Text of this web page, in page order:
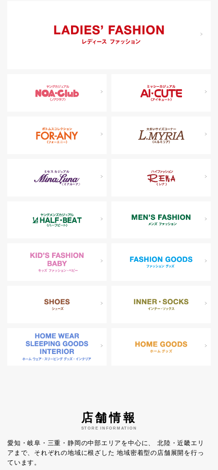
店舗情報
STORE INFORMATION
愛知・岐阜・三重・静岡の中部エリアを中心に、
北陸・近畿エリ
アまで、それぞれの地域に根ざした 地域密着型の店舗展開を行っ
ています。